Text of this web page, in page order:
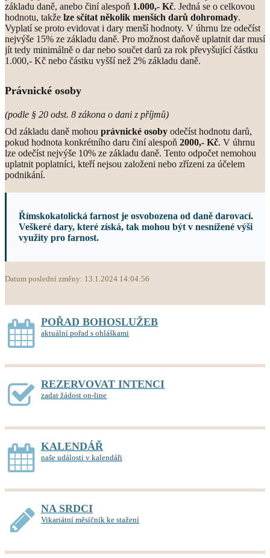
základu daně, anebo činí alespoň 1.000,- Kč. Jedná se o celkovou
hodnotu, takže lze sčítat několik menších darů dohromady.
Vyplatí se proto evidovat i dary menší hodnoty. V úhrnu lze odečíst
nejvýše 15% ze základu daně. Pro možnost daňově uplatnit dar musí
jít tedy minimálně o dar nebo součet darů za rok převyšující částku
1.000,- Kč nebo částku vyšší než 2% základu daně.
Právnické osoby
(podle § 20 odst. 8 zákona o dani z příjmů)
Od základu daně mohou právnické osoby odečíst hodnotu darů,
pokud hodnota konkrétního daru činí alespoň 2000,- Kč. V úhrnu
lze odečíst nejvýše 10% ze základu daně. Tento odpočet nemohou
uplatnit poplatníci, kteří nejsou založeni nebo zřízeni za účelem
podnikání.
Římskokatolická farnost je osvobozena od daně darovací.
Veškeré dary, které získá, tak mohou být v nesnížené výši
využity pro farnost.
Datum poslední změny: 13.1.2024 14:04:56
POŘAD BOHOSLUŽEB
aktuální pořad s ohláškami
REZERVOVAT INTENCI
zadat žádost on-line
KALENDÁŘ
naše události v kalendáři
NA SRDCI
Vikariátní měsíčník ke stažení